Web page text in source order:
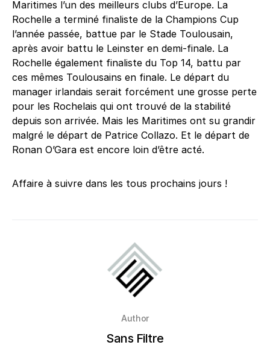
Maritimes l’un des meilleurs clubs d’Europe. La
Rochelle a terminé finaliste de la Champions Cup
l’année passée, battue par le Stade Toulousain,
après avoir battu le Leinster en demi-finale. La
Rochelle également finaliste du Top 14, battu par
ces mêmes Toulousains en finale. Le départ du
manager irlandais serait forcément une grosse perte
pour les Rochelais qui ont trouvé de la stabilité
depuis son arrivée. Mais les Maritimes ont su grandir
malgré le départ de Patrice Collazo. Et le départ de
Ronan O’Gara est encore loin d’être acté.
Affaire à suivre dans les tous prochains jours !
Author
Sans Filtre